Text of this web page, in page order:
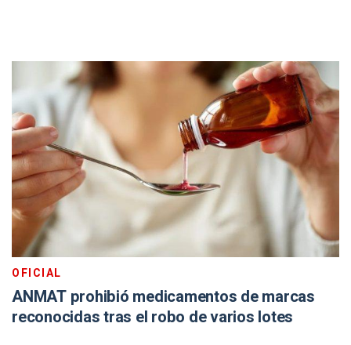
OFICIAL
ANMAT prohibió medicamentos de marcas
reconocidas tras el robo de varios lotes